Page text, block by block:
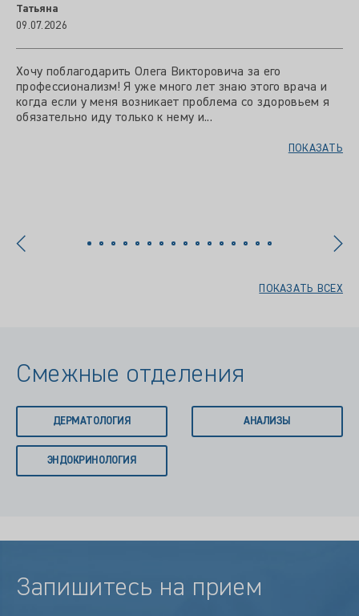
Татьяна
09.07.2026
Хочу поблагодарить Олега Викторовича за его
профессионализм! Я уже много лет знаю этого врача и
когда если у меня возникает проблема со здоровьем я
обязательно иду только к нему и...
ПОКАЗАТЬ
ПОКАЗАТЬ ВСЕХ
Смежные отделения
ДЕРМАТОЛОГИЯ АНАЛИЗЫ
ЭНДОКРИНОЛОГИЯ
Запишитесь на прием